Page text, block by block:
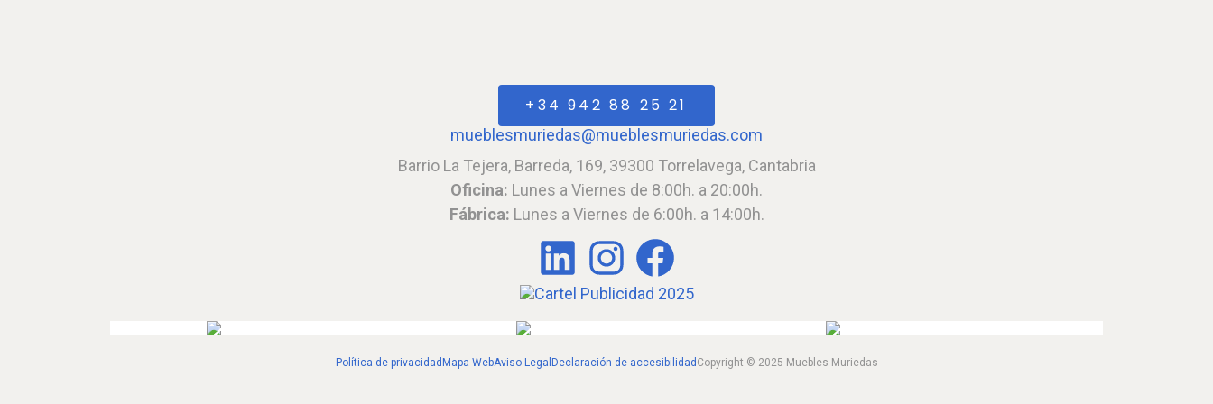
+34 942 88 25 21
mueblesmuriedas@mueblesmuriedas.com
Barrio La Tejera, Barreda, 169, 39300 Torrelavega, Cantabria
Oficina: Lunes a Viernes de 8:00h. a 20:00h.
Fábrica: Lunes a Viernes de 6:00h. a 14:00h.
Política de privacidad Mapa WebAviso Legal Declaración de accesibilidad Copyright © 2025 Muebles Muriedas